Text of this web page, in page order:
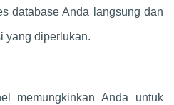
database Anda langsung dan
yang diperlukan.
memungkinkan Anda untuk